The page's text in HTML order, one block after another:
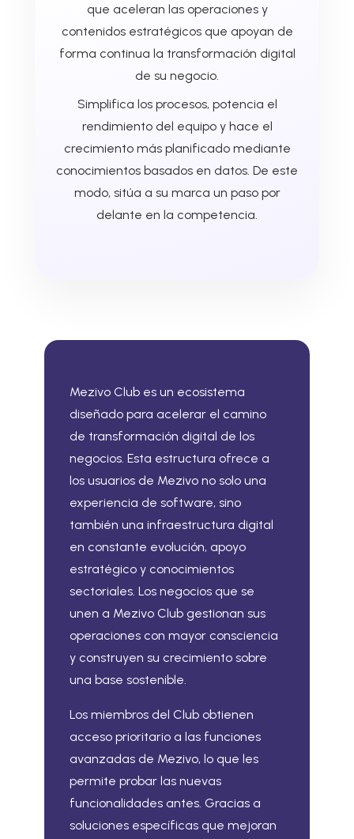
que aceleran las operaciones y
contenidos estratégicos que apoyan de
forma continua la transformación digital
de su negocio.
Simplifica los procesos, potencia el
rendimiento del equipo y hace el
crecimiento más planificado mediante
conocimientos basados en datos. De este
modo, sitúa a su marca un paso por
delante en la competencia.
Mezivo Club es un ecosistema
diseñado para acelerar el camino
de transformación digital de los
negocios. Esta estructura ofrece a
los usuarios de Mezivo no solo una
experiencia de software, sino
también una infraestructura digital
en constante evolución, apoyo
estratégico y conocimientos
sectoriales. Los negocios que se
unen a Mezivo Club gestionan sus
operaciones con mayor consciencia
y construyen su crecimiento sobre
una base sostenible.
Los miembros del Club obtienen
acceso prioritario a las funciones
avanzadas de Mezivo, lo que les
permite probar las nuevas
funcionalidades antes. Gracias a
soluciones específicas que mejoran